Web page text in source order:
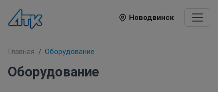
Новодвинск
Главная Оборудование
Оборудование